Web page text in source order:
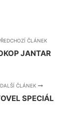
ČLÁNEK
JANTAR
DALŠÍ ČLÁNEK
SPECIÁL